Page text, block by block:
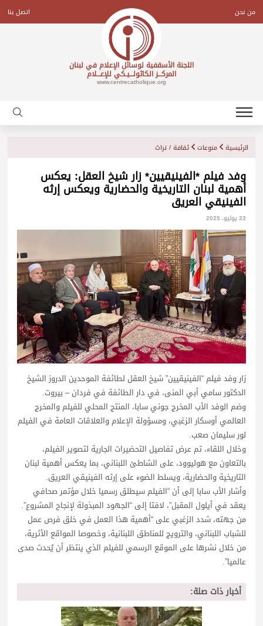
contentمن نحن اتصل بنا
اللجنة الأسقفية لوسائل الإعلام في لبنان
المركـــز الكاثولـــيـكي للإعـــلام
www.centrecatholique.org
الرئيسية منوعات ثقافة / تراث
وفد فيلم *الفينيقيين* زار شيخ العقل: يعكس
أهمية لبنان التاريخية والحضارية ويعكس إرثه
الفينيقي العريق
23 يوليو، 2025
زار وفد فيلم “الفينيقيين” شيخ العقل لطائفة الموحدين الدروز الشيخ
الدكتور سامي أبي المنى، في دار الطائفة في فردان – بيروت.
وضم الوفد الأب المخرج جوني سابا، المنتج المحلي للفيلم والمخرج
العالمي أوسكار الزغبي، ومسؤولة الإعلام والعلاقات العامة في الفيلم
لور سليمان صعب.
وخلال اللقاء، تم عرض تفاصيل التحضيرات الجارية لتصوير الفيلم،
بالتعاون مع هوليوود، على الشاطئ اللبناني، بما يعكس أهمية لبنان
التاريخية والحضارية، ويسلط الضوء على إرثه الفينيقي العريق.
وأشار الأب سابا إلى أن “الفيلم سيطلق رسميا خلال مؤتمر صحافي
يعقد في أيلول المقبل”، لافتا إلى “الجهود المبذولة لإنجاح المشروع”.
من جهته، شدد الزغبي على “أهمية هذا العمل في خلق فرص عمل
للشباب اللبناني، والترويج للمناطق اللبنانية، وخصوصا المواقع الأثرية،
من خلال نشرها على الموقع الرسمي للفيلم الذي ينتظر أن يُحدث صدى
عالميا”.
أخبار ذات صلة: